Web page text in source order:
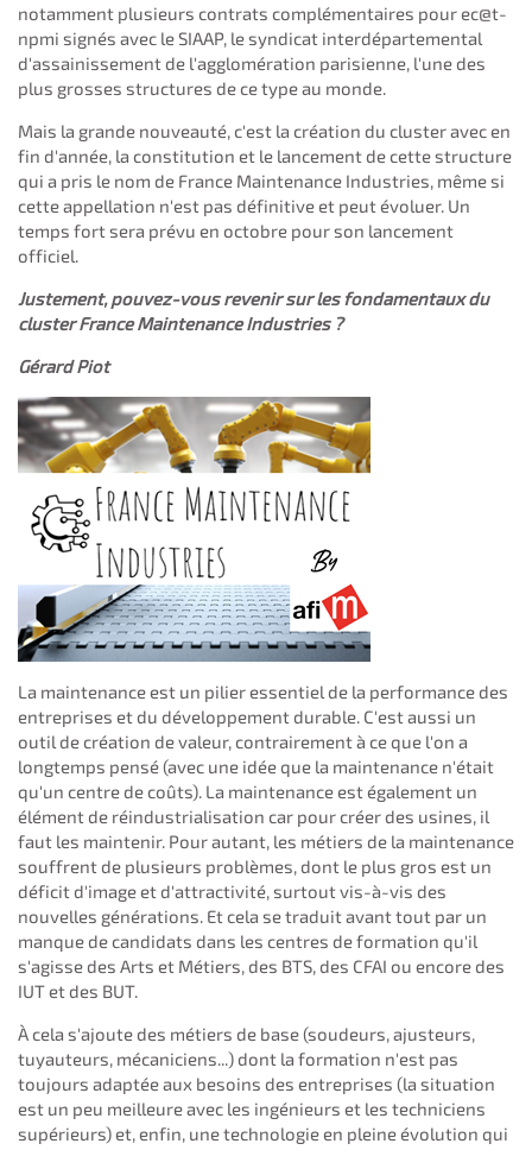
notamment plusieurs contrats complémentaires pour ec@t-
npmi signés avec le SIAAP, le syndicat interdépartemental
d'assainissement de l'agglomération parisienne, l'une des
plus grosses structures de ce type au monde.
Mais la grande nouveauté, c'est la création du cluster avec en
fin d'année, la constitution et le lancement de cette structure
qui a pris le nom de France Maintenance Industries, même si
cette appellation n'est pas définitive et peut évoluer. Un
temps fort sera prévu en octobre pour son lancement
officiel.
Justement, pouvez-vous revenir sur les fondamentaux du
cluster France Maintenance Industries ?
Gérard Piot
La maintenance est un pilier essentiel de la performance des
entreprises et du développement durable. C'est aussi un
outil de création de valeur, contrairement à ce que l'on a
longtemps pensé (avec une idée que la maintenance n'était
qu'un centre de coûts). La maintenance est également un
élément de réindustrialisation car pour créer des usines, il
faut les maintenir. Pour autant, les métiers de la maintenance
souffrent de plusieurs problèmes, dont le plus gros est un
déficit d'image et d'attractivité, surtout vis-à-vis des
nouvelles générations. Et cela se traduit avant tout par un
manque de candidats dans les centres de formation qu'il
s'agisse des Arts et Métiers, des BTS, des CFAI ou encore des
IUT et des BUT.
À cela s'ajoute des métiers de base (soudeurs, ajusteurs,
tuyauteurs, mécaniciens...) dont la formation n'est pas
toujours adaptée aux besoins des entreprises (la situation
est un peu meilleure avec les ingénieurs et les techniciens
supérieurs) et, enfin, une technologie en pleine évolution qui